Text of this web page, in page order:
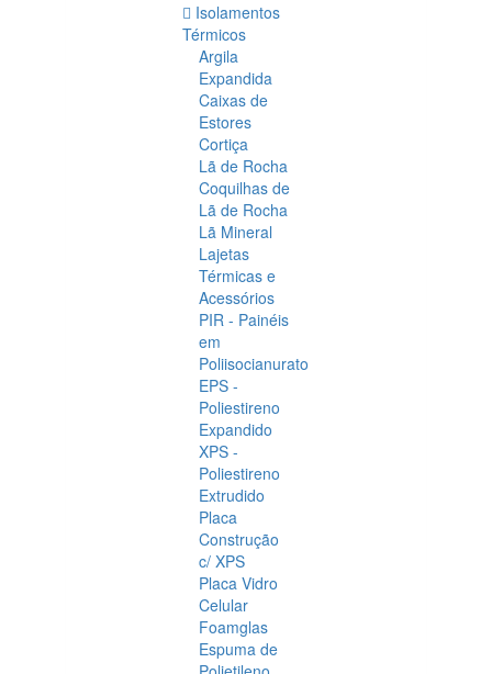
Isolamentos
Térmicos
Argila
Expandida
Caixas de
Estores
Cortiça
Lã de Rocha
Coquilhas de
Lã de Rocha
Lã Mineral
Lajetas
Térmicas e
Acessórios
PIR - Painéis
em
Poliisocianurato
EPS -
Poliestireno
Expandido
XPS -
Poliestireno
Extrudido
Placa
Construção
c/ XPS
Placa Vidro
Celular
Foamglas
Espuma de